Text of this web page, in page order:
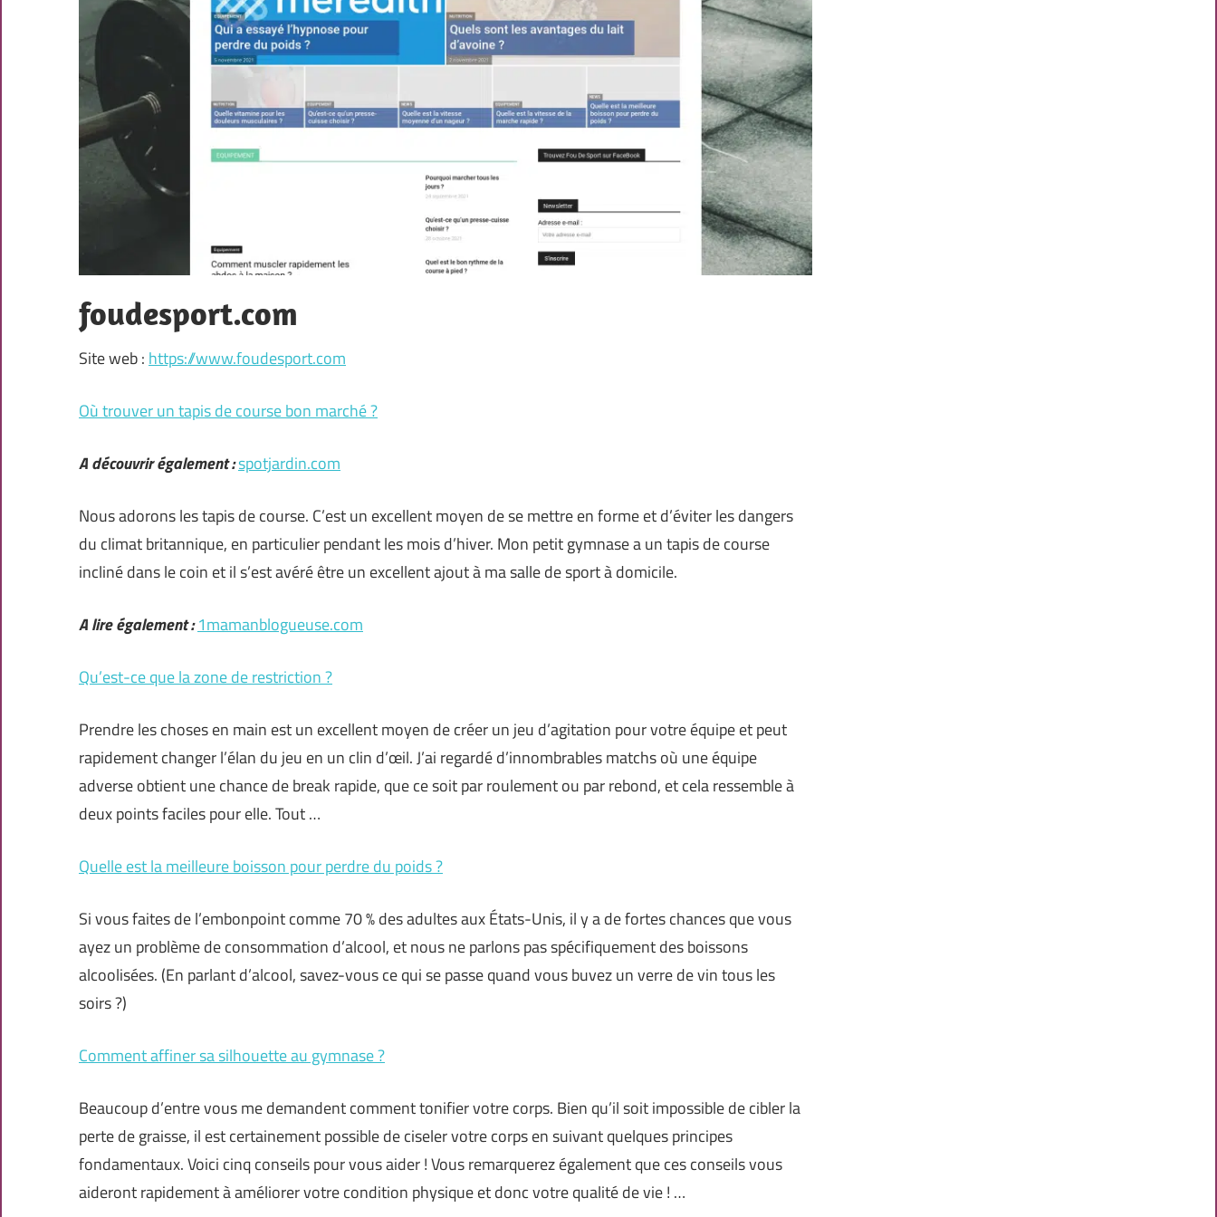
foudesport.com
Site web :https://www.foudesport.com
Où trouver un tapis de course bon marché ?
A découvrir également :spotjardin.com
Nous adorons les tapis de course. C’est un excellent moyen de se mettre en forme et d’éviter les dangers
du climat britannique, en particulier pendant les mois d’hiver. Mon petit gymnase a un tapis de course
incliné dans le coin et il s’est avéré être un excellent ajout à ma salle de sport à domicile.
A lire également :1mamanblogueuse.com
Qu’est-ce que la zone de restriction ?
Prendre les choses en main est un excellent moyen de créer un jeu d’agitation pour votre équipe et peut
rapidement changer l’élan du jeu en un clin d’œil. J’ai regardé d’innombrables matchs où une équipe
adverse obtient une chance de break rapide, que ce soit par roulement ou par rebond, et cela ressemble à
deux points faciles pour elle. Tout …
Quelle est la meilleure boisson pour perdre du poids ?
Si vous faites de l’embonpoint comme 70 % des adultes aux États-Unis, il y a de fortes chances que vous
ayez un problème de consommation d’alcool, et nous ne parlons pas spécifiquement des boissons
alcoolisées. (En parlant d’alcool, savez-vous ce qui se passe quand vous buvez un verre de vin tous les
soirs ?)
Comment affiner sa silhouette au gymnase ?
Beaucoup d’entre vous me demandent comment tonifier votre corps. Bien qu’il soit impossible de cibler la
perte de graisse, il est certainement possible de ciseler votre corps en suivant quelques principes
fondamentaux. Voici cinq conseils pour vous aider ! Vous remarquerez également que ces conseils vous
aideront rapidement à améliorer votre condition physique et donc votre qualité de vie ! …